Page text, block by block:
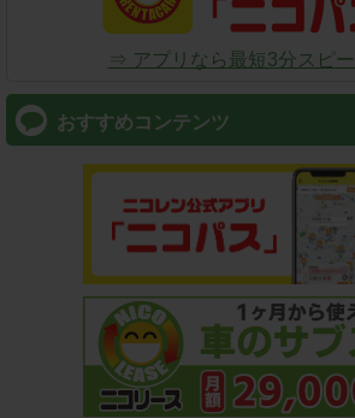
⇒ アプリなら最短3分スピー
おすすめコンテンツ